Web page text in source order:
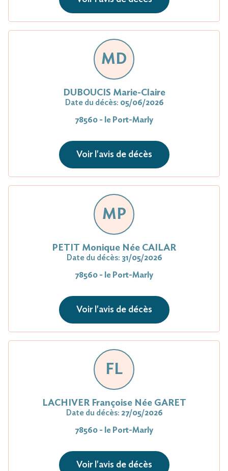
MD
DUBOUCIS Marie-Claire
Date du décès: 05/06/2026
78560 - le Port-Marly
Voir l'avis de décès
MP
PETIT Monique Née CAILAR
Date du décès: 31/05/2026
78560 - le Port-Marly
Voir l'avis de décès
FL
LACHIVER Françoise Née GARET
Date du décès: 27/05/2026
78560 - le Port-Marly
Voir l'avis de décès